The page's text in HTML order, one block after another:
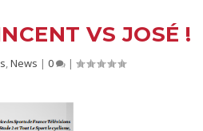
VS JOSÉ !
,News |0 |